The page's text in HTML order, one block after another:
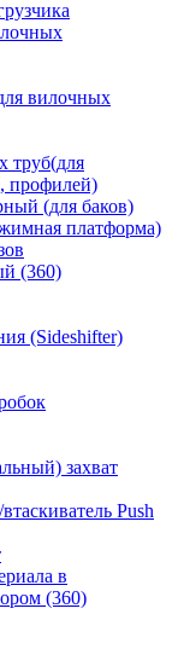
вилочных
труб(для
профилей)
(для баков)
платформа)
(360)
(Sideshifter)
захват
Push
в
(360)